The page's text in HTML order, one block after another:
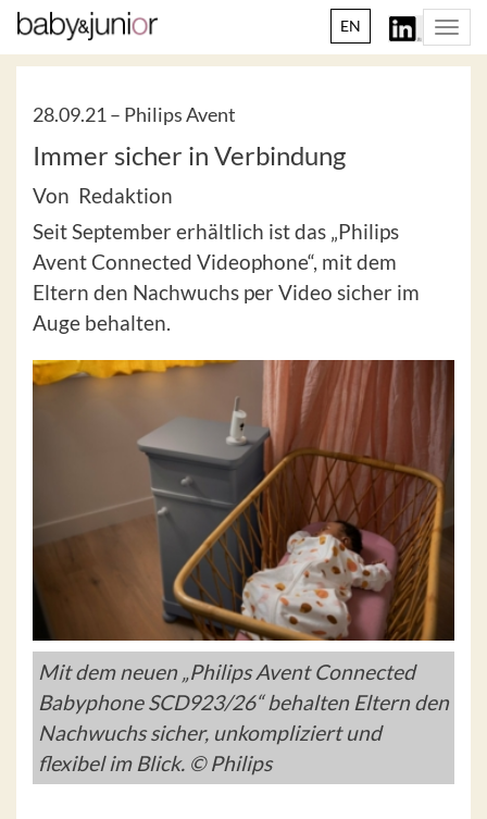
EN
28.09.21 – Philips Avent
Immer sicher in Verbindung
Von Redaktion
Seit September erhältlich ist das „Philips
Avent Connected Videophone“, mit dem
Eltern den Nachwuchs per Video sicher im
Auge behalten.
Mit dem neuen „Philips Avent Connected
Babyphone SCD923/26“ behalten Eltern den
Nachwuchs sicher, unkompliziert und
flexibel im Blick. © Philips